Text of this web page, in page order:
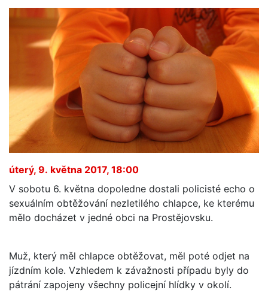
úterý, 9. května 2017, 18:00
V sobotu 6. května dopoledne dostali policisté echo o
sexuálním obtěžování nezletilého chlapce, ke kterému
mělo docházet v jedné obci na Prostějovsku.
Muž, který měl chlapce obtěžovat, měl poté odjet na
jízdním kole. Vzhledem k závažnosti případu byly do
pátrání zapojeny všechny policejní hlídky v okolí.